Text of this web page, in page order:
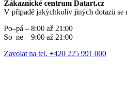
Zákaznické centrum Datart.cz
V případě jakýchkoliv jiných dotazů se
Po–pá – 8:00 až 21:00
So–ne – 9:00 až 21:00
Zavolat na tel. +420 225 991 000